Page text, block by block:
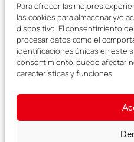
Para ofrecer las mejores
las cookies para almacenar y/o
dispositivo. El consentimiento
procesar datos como el
identificaciones únicas en este
consentimiento, puede afectar
características y funciones.
incluso acceder
cráter, algo que
experiencia sea
una caminata
recomendable
mejor el origen